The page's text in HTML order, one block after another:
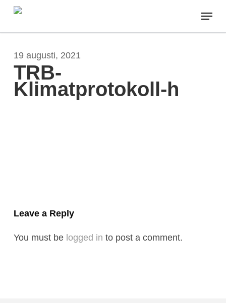
Skip
main
Menu
19 augusti, 2021
TRB-
Klimatprotokoll-h
Leave a Reply
You must be logged in to post a comment.